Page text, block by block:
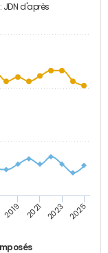
d'après
2019 2021 2023 2025